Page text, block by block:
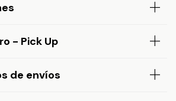
- Pick Up
de envíos